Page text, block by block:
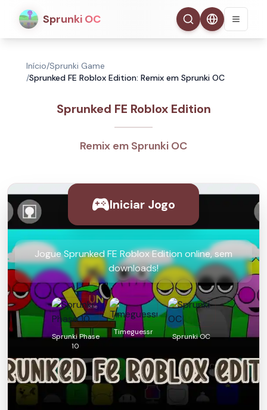
Sprunki OC
Início/Sprunki Game
/Sprunked FE Roblox Edition: Remix em Sprunki OC
Sprunked FE Roblox Edition
Remix em Sprunki OC
Iniciar Jogo
Jogue Sprunked FE Roblox Edition online, sem
downloads!
Sprunki Phase
10
Timeguessr Sprunki OC